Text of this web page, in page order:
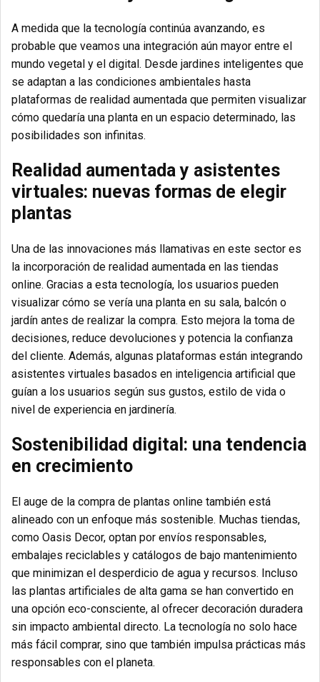
A medida que la tecnología continúa avanzando, es
probable que veamos una integración aún mayor entre el
mundo vegetal y el digital. Desde jardines inteligentes que
se adaptan a las condiciones ambientales hasta
plataformas de realidad aumentada que permiten visualizar
cómo quedaría una planta en un espacio determinado, las
posibilidades son infinitas.
Realidad aumentada y asistentes
virtuales: nuevas formas de elegir
plantas
Una de las innovaciones más llamativas en este sector es
la incorporación de realidad aumentada en las tiendas
online. Gracias a esta tecnología, los usuarios pueden
visualizar cómo se vería una planta en su sala, balcón o
jardín antes de realizar la compra. Esto mejora la toma de
decisiones, reduce devoluciones y potencia la confianza
del cliente. Además, algunas plataformas están integrando
asistentes virtuales basados en inteligencia artificial que
guían a los usuarios según sus gustos, estilo de vida o
nivel de experiencia en jardinería.
Sostenibilidad digital: una tendencia
en crecimiento
El auge de la compra de plantas online también está
alineado con un enfoque más sostenible. Muchas tiendas,
como Oasis Decor, optan por envíos responsables,
embalajes reciclables y catálogos de bajo mantenimiento
que minimizan el desperdicio de agua y recursos. Incluso
las plantas artificiales de alta gama se han convertido en
una opción eco-consciente, al ofrecer decoración duradera
sin impacto ambiental directo. La tecnología no solo hace
más fácil comprar, sino que también impulsa prácticas más
responsables con el planeta.